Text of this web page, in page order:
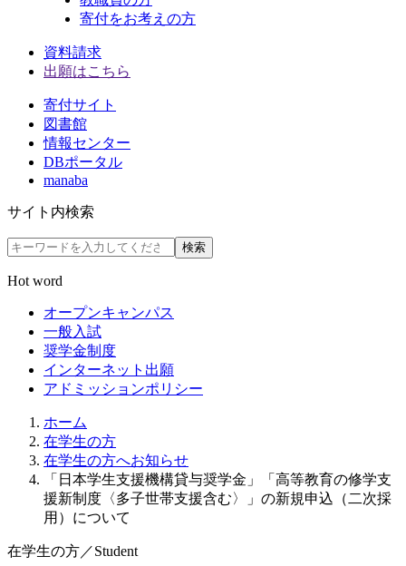
寄付をお考えの方
資料請求
出願はこちら
寄付サイト
図書館
情報センター
DBポータル
manaba
サイト内検索
検索
Hot word
オープンキャンパス
一般入試
奨学金制度
インターネット出願
アドミッションポリシー
ホーム
在学生の方
在学生の方へお知らせ
「日本学生支援機構貸与奨学金」「高等教育の修学支
援新制度〈多子世帯支援含む〉」の新規申込（二次採
用）について
在学生の方／Student